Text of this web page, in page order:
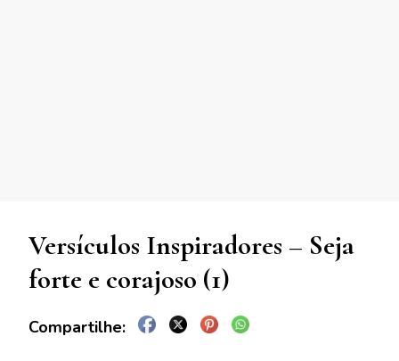
Versículos Inspiradores – Seja
forte e corajoso (1)